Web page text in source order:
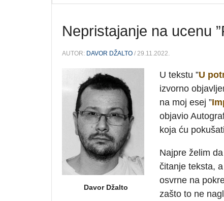
Nepristajanje na ucenu
AUTOR: DAVOR DŽALTO / 29.11.2022.
Davor Džalto
U tekstu ”U
izvorno
na moj esej ”
objavio
koja ću
Najpre želim
čitanje teksta,
osvrne na
zašto to ne